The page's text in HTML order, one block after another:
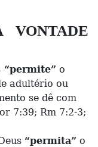
VONTADE
“permite” o
adultério ou
se dê com
7:39; Rm 7:2-3;
“permita” o